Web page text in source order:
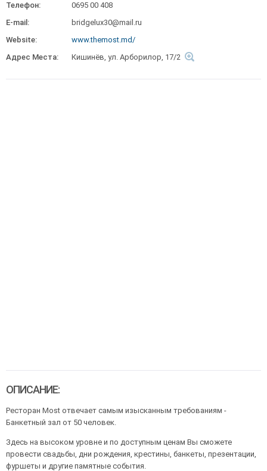
Телефон:
0695 00 408
E-mail:
bridgelux30@mail.ru
Website:
www.themost.md/
Адрес Места:
Кишинёв, ул. Арборилор, 17/2
ОПИСАНИЕ:
Ресторан Most отвечает самым изысканным требованиям -
Банкетный зал от 50 человек.
Здесь на высоком уровне и по доступным ценам Вы сможете
провести свадьбы, дни рождения, крестины, банкеты, презентации,
фуршеты и другие памятные события.